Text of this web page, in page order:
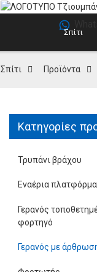
Σπίτι
Σπίτι Προϊόντα
Κατηγορίες
Τρυπάνι βράχου
Εναέρια
Γερανός
φορτηγό
Γερανός με